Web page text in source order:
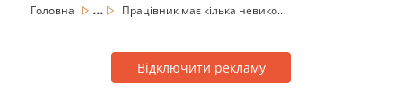
Головна ... Працівник має кілька невико...
Відключити рекламу